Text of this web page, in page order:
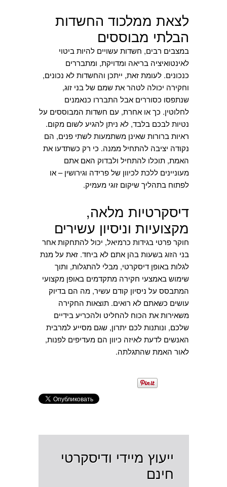
לצאת ממלכוד החשדות
הבלתי מבוססים
במצבים רבים, חשדות עשויים להיות ביטוי
לאינטואיציה בריאה ומדויקת, ומתבררים
כנכונים. לעומת זאת, ייתכן והחשדות לא נכונים,
וחקירה יכולה לטהר את שמם של בני זוג,
שנתפסו כסוררים אבל התבררו כנאמנים
לחלוטין. כך או אחרת, עם חשדות המבוססים על
נטיות לבכם בלבד, לא ניתן להגיע לשום מקום.
ראיות ברורות שאינן משתמעות לשתי פנים, הם
נקודה יציבה להתחיל ממנה. כי רק כשתדעו את
האמת, תוכלו להתחיל ולבדוק האם אתם
מעוניינים ללכת לכיוון של פרידה וגירושין – או
לפתוח בתהליך שיקום זוגי מעמיק.
דיסקרטיות מלאה,
מקצועיות וניסיון עשירים
חוקר פרטי בגידות כרמיאל, יכול להתחקות אחר
בני הזוג בשעות בהן אתם לא ביחד. זאת על מנת
לגלות באופן דיסקרטי, מבלי להתגלות, ותוך
שימוש באמצעי חקירה מתקדמים באופן מקצועי
המתבסס על ניסיון קודם עשיר, מה הם בדיוק
עושים כשאתם לא רואים. תוצאות החקירה
משאירות את הכוח להחליט ולהכריע בידיים
שלכם, ונותנות לכם יתרון, שגם מסייע למרבית
האנשים לדעת לאיזה כיוון הם מעדיפים לפנות,
לאור האמת שהתגלתה.
ייעוץ מיידי ודיסקרטי
חינם